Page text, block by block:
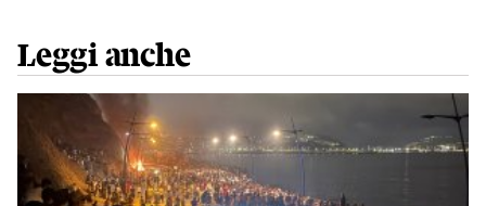
Leggi anche